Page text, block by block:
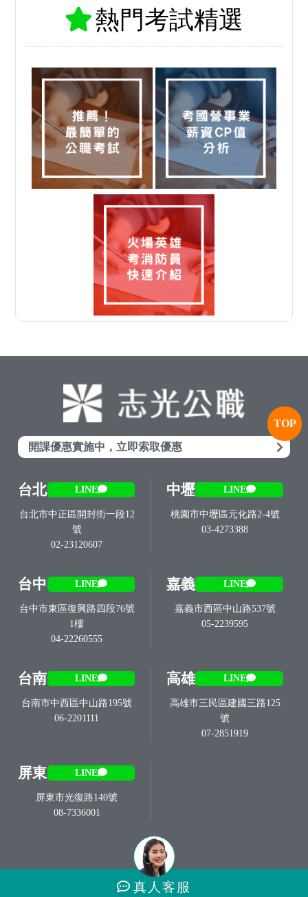
熱門考試精選
開課優惠實施中，立即索取優惠
台北 LINE
台北市中正區開封街一段12
號
02-23120607
中壢 LINE
桃園市中壢區元化路2-4號
03-4273388
台中 LINE
台中市東區復興路四段76號
1樓
04-22260555
嘉義 LINE
嘉義市西區中山路537號
05-2239595
台南 LINE
台南市中西區中山路195號
06-2201111
高雄 LINE
高雄市三民區建國三路125
號
07-2851919
屏東 LINE
屏東市光復路140號
08-7336001
TOP
真人 客服